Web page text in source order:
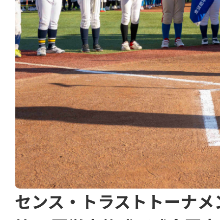
センス・トラストトーナメ